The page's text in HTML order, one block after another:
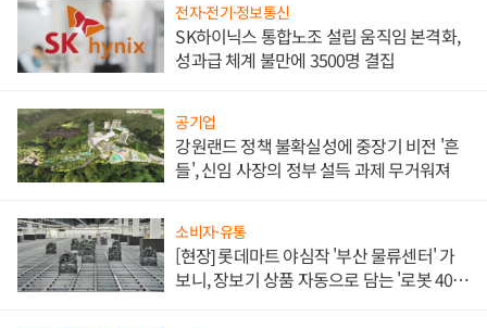
전자·전기·정보통신
SK하이닉스 통합노조 설립 움직임 본격화,
성과급 체계 불만에 3500명 결집
공기업
강원랜드 정책 불확실성에 중장기 비전 '흔
들', 신임 사장의 정부 설득 과제 무거워져
소비자·유통
[현장] 롯데마트 야심작 '부산 물류센터' 가
보니, 장보기 상품 자동으로 담는 '로봇 400